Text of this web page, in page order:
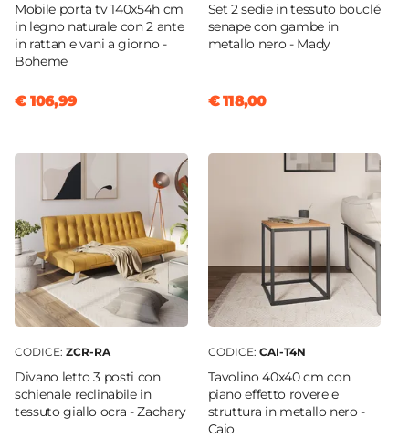
Mobile porta tv 140x54h cm
in legno naturale con 2 ante
in rattan e vani a giorno -
Boheme
€ 106,99
Set 2 sedie in tessuto bouclé
senape con gambe in
metallo nero - Mady
€ 118,00
CODICE: ZCR-RA
Divano letto 3 posti con
schienale reclinabile in
tessuto giallo ocra - Zachary
CODICE: CAI-T4N
Tavolino 40x40 cm con
piano effetto rovere e
struttura in metallo nero -
Caio